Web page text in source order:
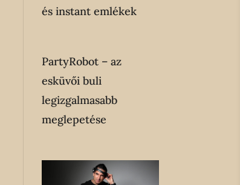
és instant emlékek
PartyRobot – az
esküvői buli
legizgalmasabb
meglepetése